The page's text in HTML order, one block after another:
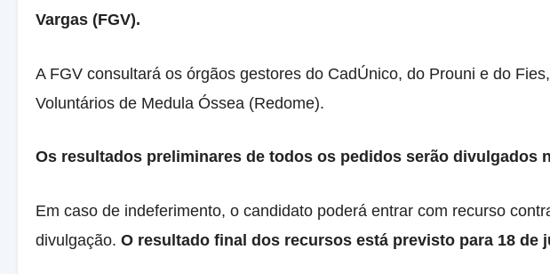
Vargas (FGV).
A FGV consultará os órgãos gestores do CadÚnico, do Prouni e do
Voluntários de Medula Óssea (Redome).
Os resultados preliminares de todos os pedidos serão divulgados
Em caso de indeferimento, o candidato poderá entrar com recurso
divulgação. O resultado final dos recursos está previsto para 18 de